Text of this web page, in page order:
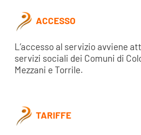
ACCESSO
L’accesso al servizio avviene
servizi sociali dei Comuni di
Mezzani e Torrile.
TARIFFE